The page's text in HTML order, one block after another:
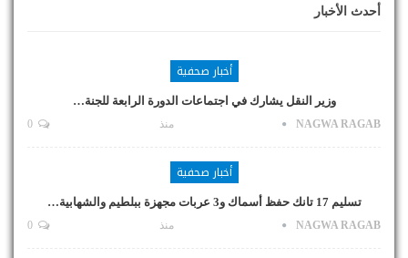
أحدث الأخبار
أخبار صحفية
وزير النقل يشارك في اجتماعات الدورة الرابعة للجنة…
NAGWA RAGAB منذ
أخبار صحفية
تسليم 17 تانك حفظ أسماك و3 عربات مجهزة ببلطيم والشهابية…
NAGWA RAGAB منذ